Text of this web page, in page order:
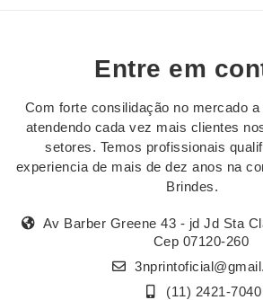
Entre em
Com forte consilidação no mercado
atendendo cada vez mais clientes
setores. Temos profissionais
experiencia de mais de dez anos na
Brindes.
Av Barber Greene 43 - jd Jd Sta
Cep 07120-260
(11) 2421-7040